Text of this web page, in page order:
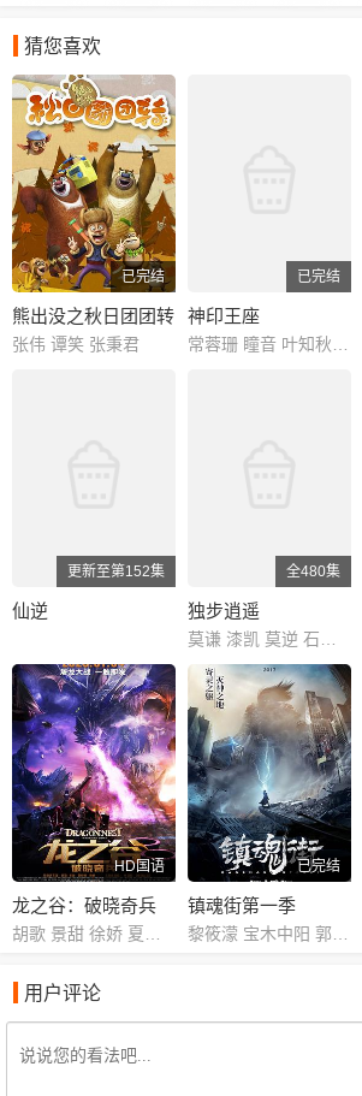
猜您喜欢
已完结
熊出没之秋日团团转
张伟 谭笑 张秉君
已完结
神印王座
更新至第152集
仙逆
全480集
独步逍遥
HD国语
龙之谷：破晓奇兵
已完结
镇魂街第一季
用户评论